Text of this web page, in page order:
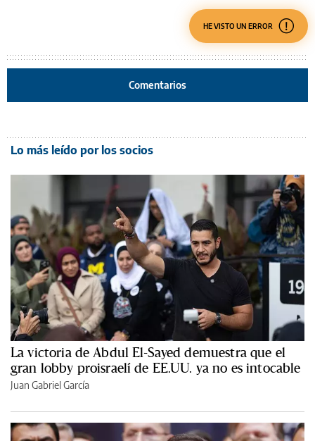
HE VISTO UN ERROR
Comentarios
Lo más leído por los socios
La victoria de Abdul El-Sayed demuestra que el
gran lobby proisraelí de EE.UU. ya no es intocable
Juan Gabriel García